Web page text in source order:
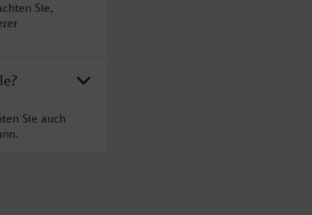
Sie,
Sie auch